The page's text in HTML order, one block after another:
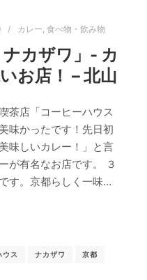
カレー, 食べ物・飲み物
カザワ」‐ カ
お店！ – 北山
茶店「コーヒーハウス
味かったです！先日初
味しいカレー！」と言
が有名なお店です。 ３
す。京都らしく一味…
ウス ナカザワ 京都